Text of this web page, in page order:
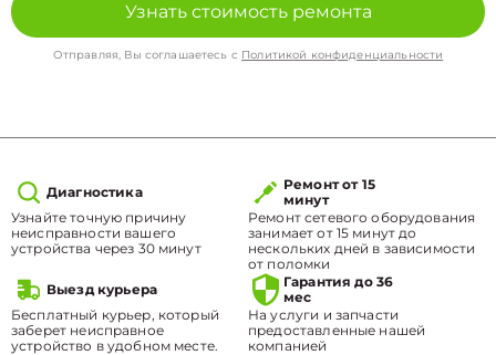
Узнать стоимость ремонта
Отправляя, Вы соглашаетесь с Политикой конфиденциальности
Диагностика
Узнайте точную причину
неисправности вашего
устройства через 30 минут
Ремонт от 15
минут
Ремонт сетевого оборудования
занимает от 15 минут до
нескольких дней в зависимости
от поломки
Выезд курьера
Бесплатный курьер, который
заберет неисправное
устройство в удобном месте.
Гарантия до 36
мес
На услуги и запчасти
предоставленные нашей
компанией